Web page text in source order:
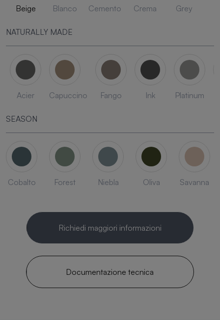
Beige Blanco Cemento Crema Grey
NATURALLY MADE
Acier Capuccino Fango Ink Platinum
SEASON
Cobalto Forest Niebla Oliva Savanna
Richiedi maggiori informazioni
Documentazione tecnica